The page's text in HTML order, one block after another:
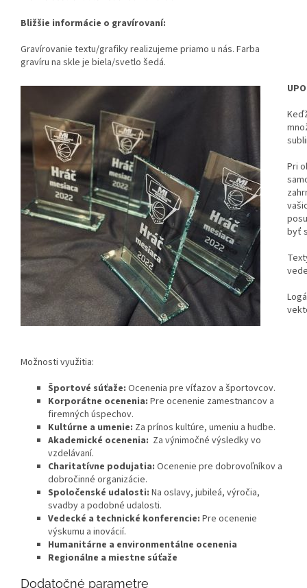
Bližšie informácie o gravírovaní:
Gravírovanie textu/grafiky realizujeme priamo u nás. Farba
gravíru na skle je biela/svetlo šedá.
Pri
byť
Možnosti využitia:
Športové súťaže: Ocenenia pre víťazov a športovcov.
Korporátne ocenenia: Pre ocenenie zamestnancov a
firemných úspechov.
Kultúrne a umenie: Za prínos kultúre, umeniu a hudbe.
Akademické ocenenia: Za výnimočné výsledky vo
vzdelávaní.
Charitatívne podujatia: Ocenenie pre dobrovoľníkov a
dobročinné organizácie.
Spoločenské udalosti: Na oslavy, jubileá, výročia,
svadby a podobné udalosti.
Vedecké a technické konferencie: Pre ocenenie
výskumu a inovácií.
Humanitárne a environmentálne ocenenia
Regionálne a miestne súťaže
Dodatočné parametre